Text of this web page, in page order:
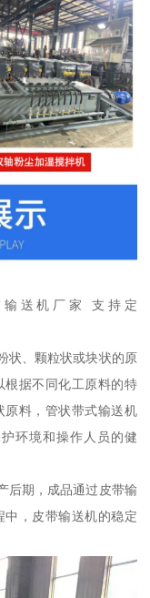
送机厂家 支持定
、颗粒状或块状的原
根据不同化工原料的特
原料，管状带式输送机
环境和操作人员的健
期，成品通过皮带输
，皮带输送机的稳定